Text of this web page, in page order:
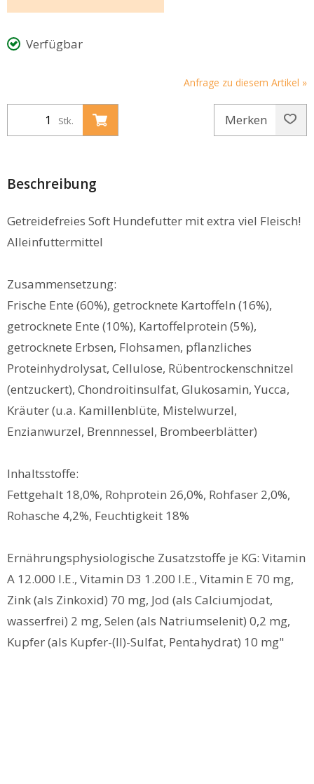
Verfügbar
Anfrage zu diesem Artikel »
Stk. Merken
Beschreibung
Getreidefreies Soft Hundefutter mit extra viel Fleisch!
Alleinfuttermittel
Zusammensetzung:
Frische Ente (60%), getrocknete Kartoffeln (16%),
getrocknete Ente (10%), Kartoffelprotein (5%),
getrocknete Erbsen, Flohsamen, pflanzliches
Proteinhydrolysat, Cellulose, Rübentrockenschnitzel
(entzuckert), Chondroitinsulfat, Glukosamin, Yucca,
Kräuter (u.a. Kamillenblüte, Mistelwurzel,
Enzianwurzel, Brennnessel, Brombeerblätter)
Inhaltsstoffe:
Fettgehalt 18,0%, Rohprotein 26,0%, Rohfaser 2,0%,
Rohasche 4,2%, Feuchtigkeit 18%
Ernährungsphysiologische Zusatzstoffe je KG: Vitamin
A 12.000 I.E., Vitamin D3 1.200 I.E., Vitamin E 70 mg,
Zink (als Zinkoxid) 70 mg, Jod (als Calciumjodat,
wasserfrei) 2 mg, Selen (als Natriumselenit) 0,2 mg,
Kupfer (als Kupfer-(II)-Sulfat, Pentahydrat) 10 mg"